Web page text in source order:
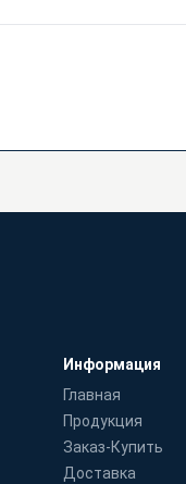
мм
Информация
Главная
Продукция
Заказ-Купить
Доставка